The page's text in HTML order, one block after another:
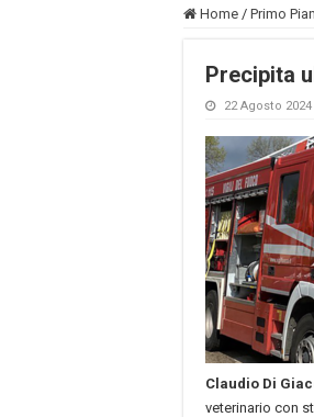
Home / Primo
Precipita
22 Agosto 2024
Claudio Di
veterinario con